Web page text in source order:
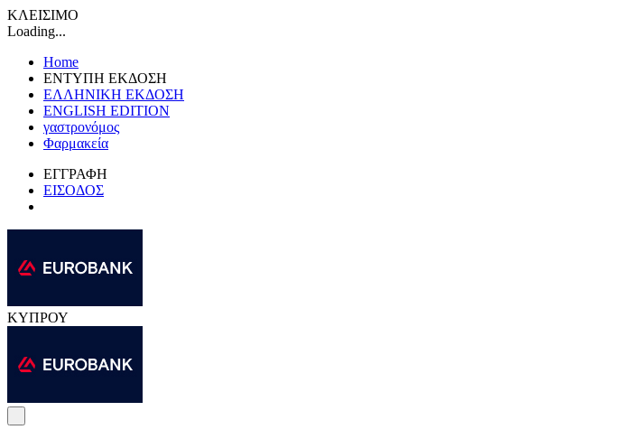
ΚΛΕΙΣΙΜΟ
Loading...
Home
ΕΝΤΥΠΗ ΕΚΔΟΣΗ
ΕΛΛΗΝΙΚΗ ΕΚΔΟΣΗ
ENGLISH EDITION
γαστρονόμος
Φαρμακεία
ΕΓΓΡΑΦΗ
ΕΙΣΟΔΟΣ
ΚΥΠΡΟΥ